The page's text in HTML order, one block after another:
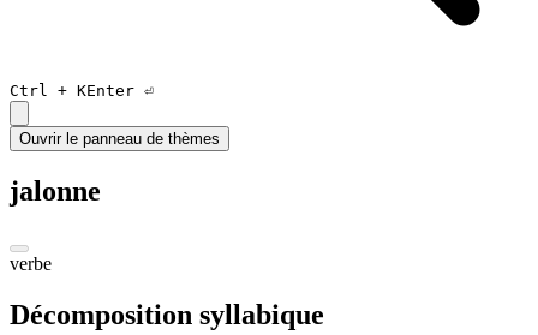
Ctrl + KEnter ⏎
Ouvrir le panneau de thèmes
jalonne
verbe
Décomposition syllabique